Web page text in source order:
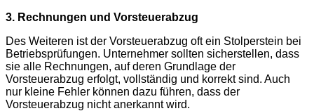
3. Rechnungen und Vorsteuerabzug
Des Weiteren ist der Vorsteuerabzug oft ein Stolperstein bei
Betriebsprüfungen. Unternehmer sollten sicherstellen, dass
sie alle Rechnungen, auf deren Grundlage der
Vorsteuerabzug erfolgt, vollständig und korrekt sind. Auch
nur kleine Fehler können dazu führen, dass der
Vorsteuerabzug nicht anerkannt wird.